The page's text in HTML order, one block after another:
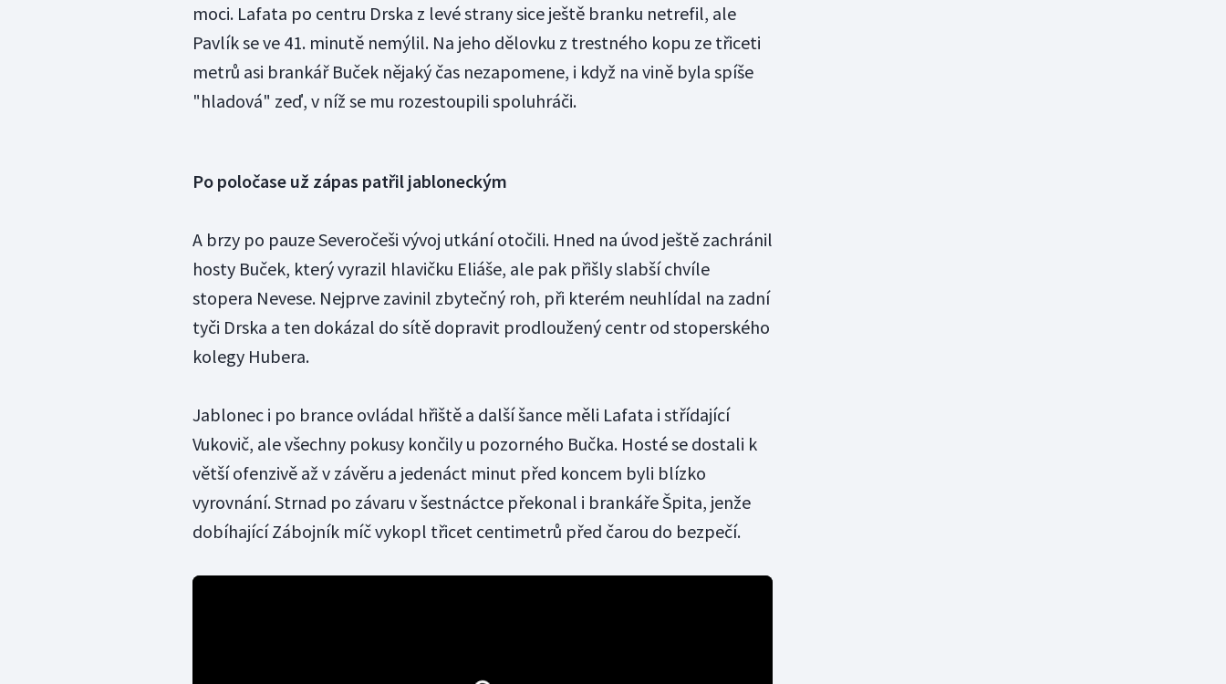
moci. Lafata po centru Drska z levé strany sice ještě branku netrefil, ale
Pavlík se ve 41. minutě nemýlil. Na jeho dělovku z trestného kopu ze třiceti
metrů asi brankář Buček nějaký čas nezapomene, i když na vině byla spíše
"hladová" zeď, v níž se mu rozestoupili spoluhráči.
Po poločase už zápas patřil jabloneckým
A brzy po pauze Severočeši vývoj utkání otočili. Hned na úvod ještě zachránil
hosty Buček, který vyrazil hlavičku Eliáše, ale pak přišly slabší chvíle
stopera Nevese. Nejprve zavinil zbytečný roh, při kterém neuhlídal na zadní
tyči Drska a ten dokázal do sítě dopravit prodloužený centr od stoperského
kolegy Hubera.
Jablonec i po brance ovládal hřiště a další šance měli Lafata i střídající
Vukovič, ale všechny pokusy končily u pozorného Bučka. Hosté se dostali k
větší ofenzivě až v závěru a jedenáct minut před koncem byli blízko
vyrovnání. Strnad po závaru v šestnáctce překonal i brankáře Špita, jenže
dobíhající Zábojník míč vykopl třicet centimetrů před čarou do bezpečí.